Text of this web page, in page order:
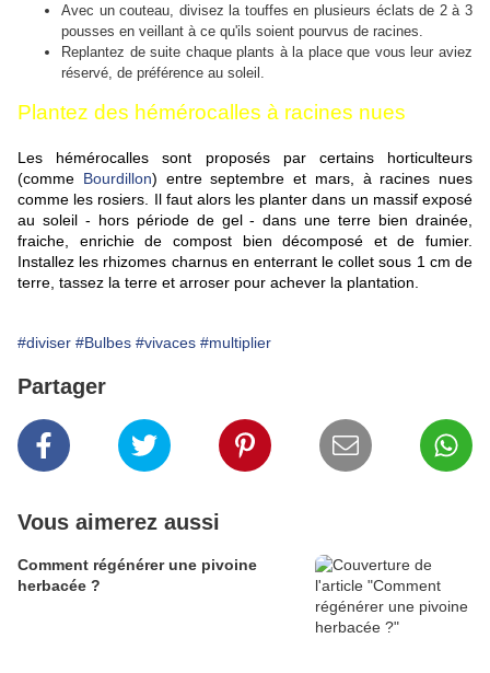
Avec un couteau, divisez la touffes en plusieurs éclats de 2 à 3
pousses en veillant à ce qu'ils soient pourvus de racines.
Replantez de suite chaque plants à la place que vous leur aviez
réservé, de préférence au soleil.
Plantez des hémérocalles à racines nues
Les hémérocalles sont proposés par certains horticulteurs
(comme Bourdillon) entre septembre et mars, à racines nues
comme les rosiers. Il faut alors les planter dans un massif exposé
au soleil - hors période de gel - dans une terre bien drainée,
fraiche, enrichie de compost bien décomposé et de fumier.
Installez les rhizomes charnus en enterrant le collet sous 1 cm de
terre, tassez la terre et arroser pour achever la plantation.
#diviser #Bulbes #vivaces #multiplier
Partager
Vous aimerez aussi
Comment régénérer une pivoine
herbacée ?